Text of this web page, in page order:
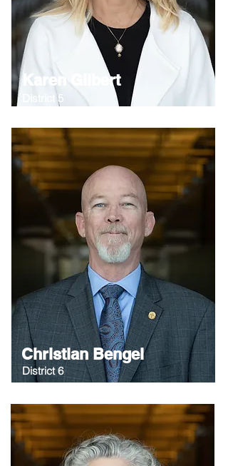
Karen Gilbert
District 5
Christian Bengel
District 6